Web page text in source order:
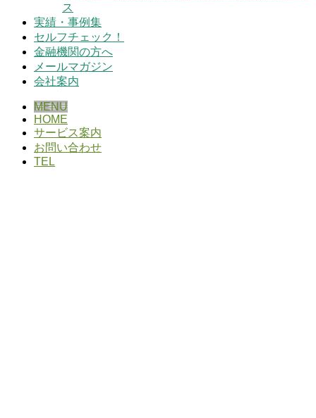
ス
実績・事例集
セルフチェック！
金融機関の方へ
メールマガジン
会社案内
MENU
HOME
サービス案内
お問い合わせ
TEL